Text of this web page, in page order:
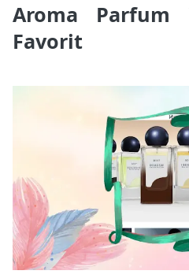
Aroma Parfum
Favorit